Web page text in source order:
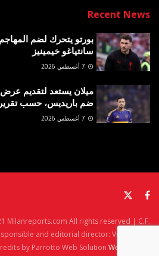
Recent News
بورتو يتحرك لضم
سانتياغو خيمينيز
ميلان يستعد لتقديم
ضم باريديس، حسب
Milanreports.com All rights reserved | C.F.
and editorial director: Vito Angelè
by Parrotto Web Solution Web Agency